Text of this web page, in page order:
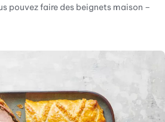
pouvez faire des beignets maison –